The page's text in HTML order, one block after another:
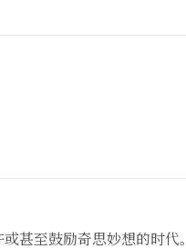
甚至鼓励奇思妙想的时代。